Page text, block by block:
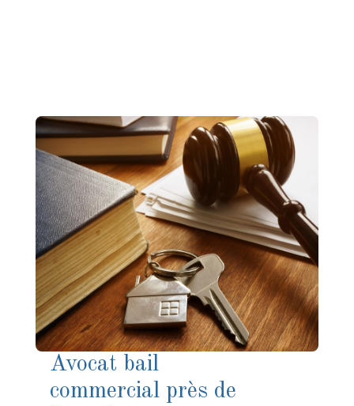
Avocat bail
commercial près de